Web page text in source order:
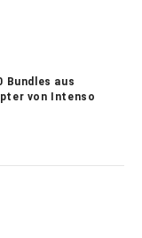
aus
von Intenso